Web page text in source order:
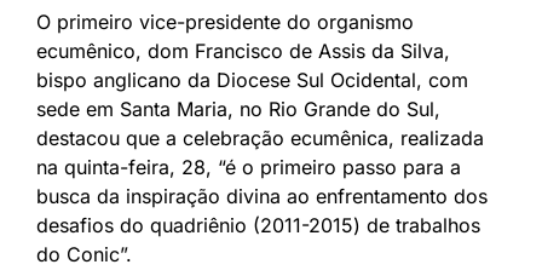
O primeiro vice-presidente do organismo
ecumênico, dom Francisco de Assis da Silva,
bispo anglicano da Diocese Sul Ocidental, com
sede em Santa Maria, no Rio Grande do Sul,
destacou que a celebração ecumênica, realizada
na quinta-feira, 28, “é o primeiro passo para a
busca da inspiração divina ao enfrentamento dos
desafios do quadriênio (2011-2015) de trabalhos
do Conic”.